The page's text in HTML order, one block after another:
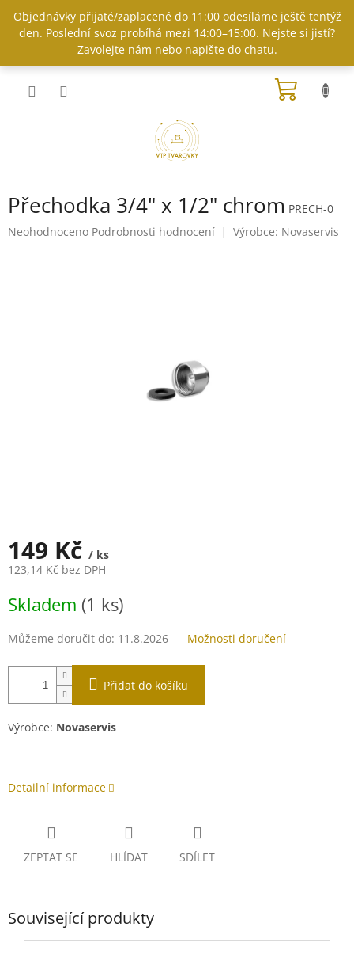
obsah
Objednávky přijaté/zaplacené do 11:00 odesíláme ještě tentýž
den. Poslední svoz probíhá mezi 14:00–15:00. Nejste si jistí?
Zavolejte nám nebo napište do chatu.
Přechodka 3/4" x 1/2" chrom PRECH-0
Průměrné
Neohodnoceno Podrobnosti hodnocení Výrobce: Novaservis
149 Kč / ks
123,14 Kč bez DPH
cena:
Skladem (1 ks)
Můžeme doručit do: 11.8.2026 Možnosti doručení
Přidat do košíku
Výrobce: Novaservis
Detailní informace
ZEPTAT SE HLÍDAT SDÍLET
Související produkty